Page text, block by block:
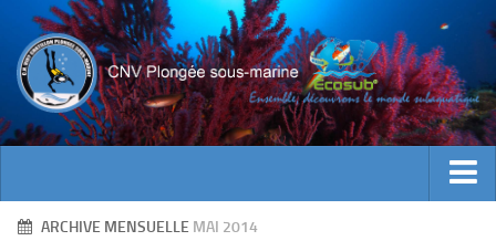
ACTUALITES
ARCHIVE MENSUELLE MAI 2014